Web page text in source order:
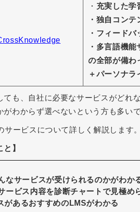
・ 充実した学
・独自コン
・フィードバ
・多言語機能
の全部が備わ
＋パーソナラ
ても、自社に必要なサービスがどれ
わからず選べないという方も多いで
ービスについて詳しく解説します。
】
なサービスが受けられるのかがわか
ービス内容を診断チャートで見極め
があるおすすめのLMSがわかる